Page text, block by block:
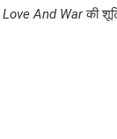
Love And Warकी